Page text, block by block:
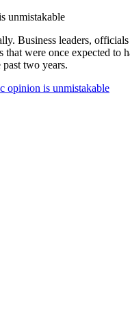
Business leaders,
were once expected to
two years.
opinion is unmistakable